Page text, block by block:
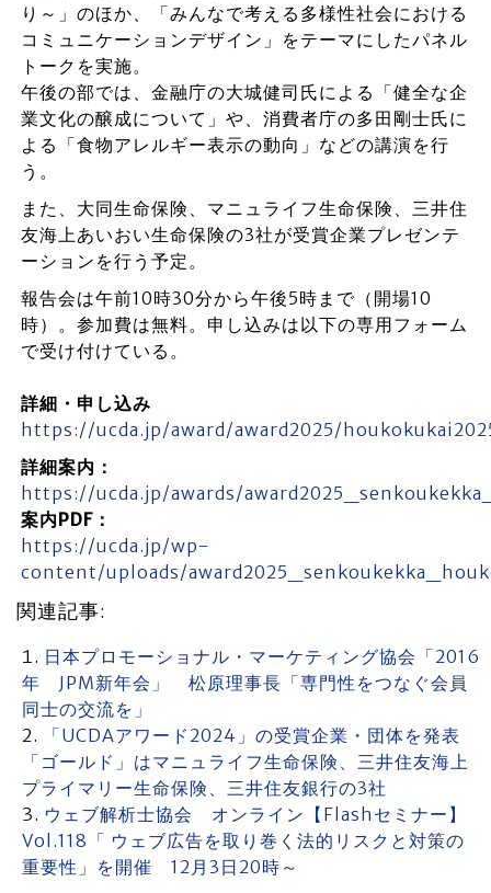
り～」のほか、「みんなで考える多様性社会における
コミュニケーションデザイン」をテーマにしたパネル
トークを実施。
午後の部では、金融庁の大城健司氏による「健全な企
業文化の醸成について」や、消費者庁の多田剛士氏に
よる「食物アレルギー表示の動向」などの講演を行
う。
また、大同生命保険、マニュライフ生命保険、三井住
友海上あいおい生命保険の3社が受賞企業プレゼンテ
ーションを行う予定。
報告会は午前10時30分から午後5時まで（開場10
時）。参加費は無料。申し込みは以下の専用フォーム
で受け付けている。
詳細・申し込み
https://ucda.jp/award/award2025/
詳細案内：
https://ucda.jp/awards/
案内PDF：
https://ucda.jp/wp-
content/uploads/
関連記事:
日本プロモーショナル・マーケティング協会「2016
年 JPM新年会」 松原理事長「専門性をつなぐ会員
同士の交流を」
「UCDAアワード2024」の受賞企業・団体を発表
「ゴールド」はマニュライフ生命保険、三井住友海上
プライマリー生命保険、三井住友銀行の3社
ウェブ解析士協会 オンライン【Flashセミナー】
Vol.118「 ウェブ広告を取り巻く法的リスクと対策の
重要性」を開催 12月3日20時～